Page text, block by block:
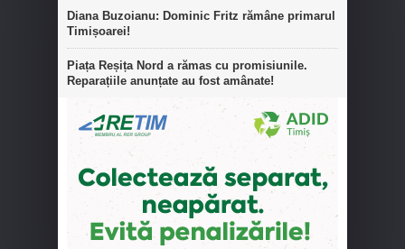
Diana Buzoianu: Dominic Fritz rămâne primarul
Timișoarei!
Piața Reșița Nord a rămas cu promisiunile.
Reparațiile anunțate au fost amânate!